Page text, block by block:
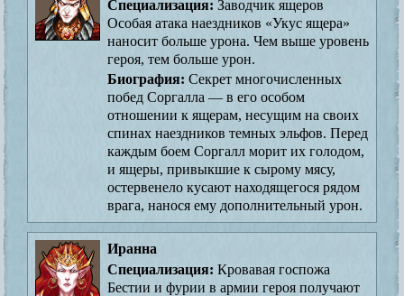
Специализация: Заводчик ящеров
Особая атака наездников «Укус ящера»
наносит больше урона. Чем выше уровень
героя, тем больше урон.
Биография: Секрет многочисленных
побед Соргалла — в его особом
отношении к ящерам, несущим на своих
спинах наездников темных эльфов. Перед
каждым боем Соргалл морит их голодом,
и ящеры, привыкшие к сырому мясу,
остервенело кусают находящегося рядом
врага, нанося ему дополнительный урон.
Иранна
Специализация: Кровавая госпожа
Бестии и фурии в армии героя получают